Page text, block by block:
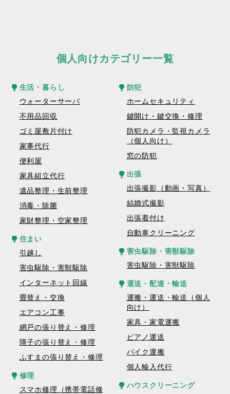
個人向けカテゴリー一覧
生活・暮らし
ウォーターサーバ
不用品回収
ゴミ屋敷片付け
家事代行
便利屋
家具組立代行
遺品整理・生前整理
消毒・除菌
家財整理・空家整理
住まい
引越し
害虫駆除・害獣駆除
インターネット回線
畳替え・交換
エアコン工事
網戸の張り替え・修理
障子の張り替え・修理
ふすまの張り替え・修理
修理
スマホ修理（携帯電話修
防犯
ホームセキュリティ
鍵開け・鍵交換・修理
防犯カメラ・監視カメラ
（個人向け）
窓の防犯
出張
出張撮影（動画・写真）
結婚式撮影
出張着付け
自動車クリーニング
害虫駆除・害獣駆除
害虫駆除・害獣駆除
運送・配達・輸送
運搬・運送・輸送（個人
向け）
家具・家電運搬
ピアノ運送
バイク運搬
個人輸入代行
ハウスクリーニング